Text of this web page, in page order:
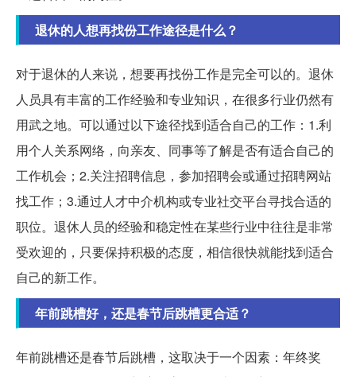
退休的人想再找份工作途径是什么？
对于退休的人来说，想要再找份工作是完全可以的。退休
人员具有丰富的工作经验和专业知识，在很多行业仍然有
用武之地。可以通过以下途径找到适合自己的工作：1.利
用个人关系网络，向亲友、同事等了解是否有适合自己的
工作机会；2.关注招聘信息，参加招聘会或通过招聘网站
找工作；3.通过人才中介机构或专业社交平台寻找合适的
职位。退休人员的经验和稳定性在某些行业中往往是非常
受欢迎的，只要保持积极的态度，相信很快就能找到适合
自己的新工作。
年前跳槽好，还是春节后跳槽更合适？
年前跳槽还是春节后跳槽，这取决于一个因素：年终奖